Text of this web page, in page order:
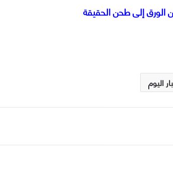
الورق إلى طحن الحقيقة
اليوم